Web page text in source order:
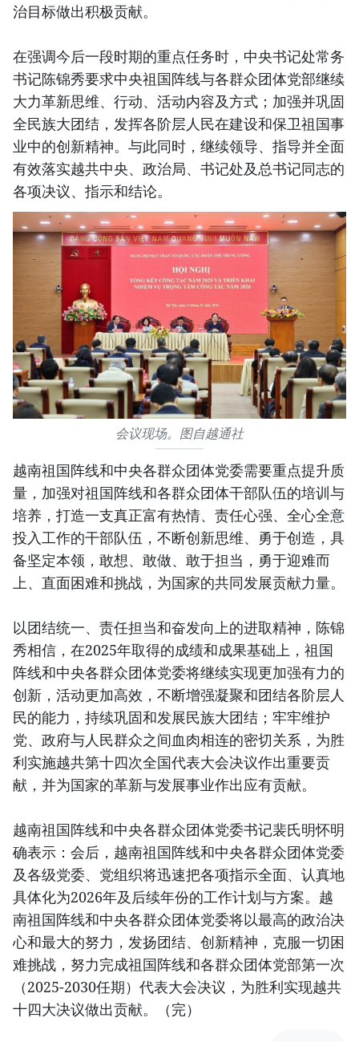
治目标做出积极贡献。
在强调今后一段时期的重点任务时，中央书记处常务
书记陈锦秀要求中央祖国阵线与各群众团体党部继续
大力革新思维、行动、活动内容及方式；加强并巩固
全民族大团结，发挥各阶层人民在建设和保卫祖国事
业中的创新精神。与此同时，继续领导、指导并全面
有效落实越共中央、政治局、书记处及总书记同志的
各项决议、指示和结论。
会议现场。图自越通社
越南祖国阵线和中央各群众团体党委需要重点提升质
量，加强对祖国阵线和各群众团体干部队伍的培训与
培养，打造一支真正富有热情、责任心强、全心全意
投入工作的干部队伍，不断创新思维、勇于创造，具
备坚定本领，敢想、敢做、敢于担当，勇于迎难而
上、直面困难和挑战，为国家的共同发展贡献力量。
以团结统一、责任担当和奋发向上的进取精神，陈锦
秀相信，在2025年取得的成绩和成果基础上，祖国
阵线和中央各群众团体党委将继续实现更加强有力的
创新，活动更加高效，不断增强凝聚和团结各阶层人
民的能力，持续巩固和发展民族大团结；牢牢维护
党、政府与人民群众之间血肉相连的密切关系，为胜
利实施越共第十四次全国代表大会决议作出重要贡
献，并为国家的革新与发展事业作出应有贡献。
越南祖国阵线和中央各群众团体党委书记裴氏明怀明
确表示：会后，越南祖国阵线和中央各群众团体党委
及各级党委、党组织将迅速把各项指示全面、认真地
具体化为2026年及后续年份的工作计划与方案。越
南祖国阵线和中央各群众团体党委将以最高的政治决
心和最大的努力，发扬团结、创新精神，克服一切困
难挑战，努力完成祖国阵线和各群众团体党部第一次
（2025-2030任期）代表大会决议，为胜利实现越共
十四大决议做出贡献。（完）